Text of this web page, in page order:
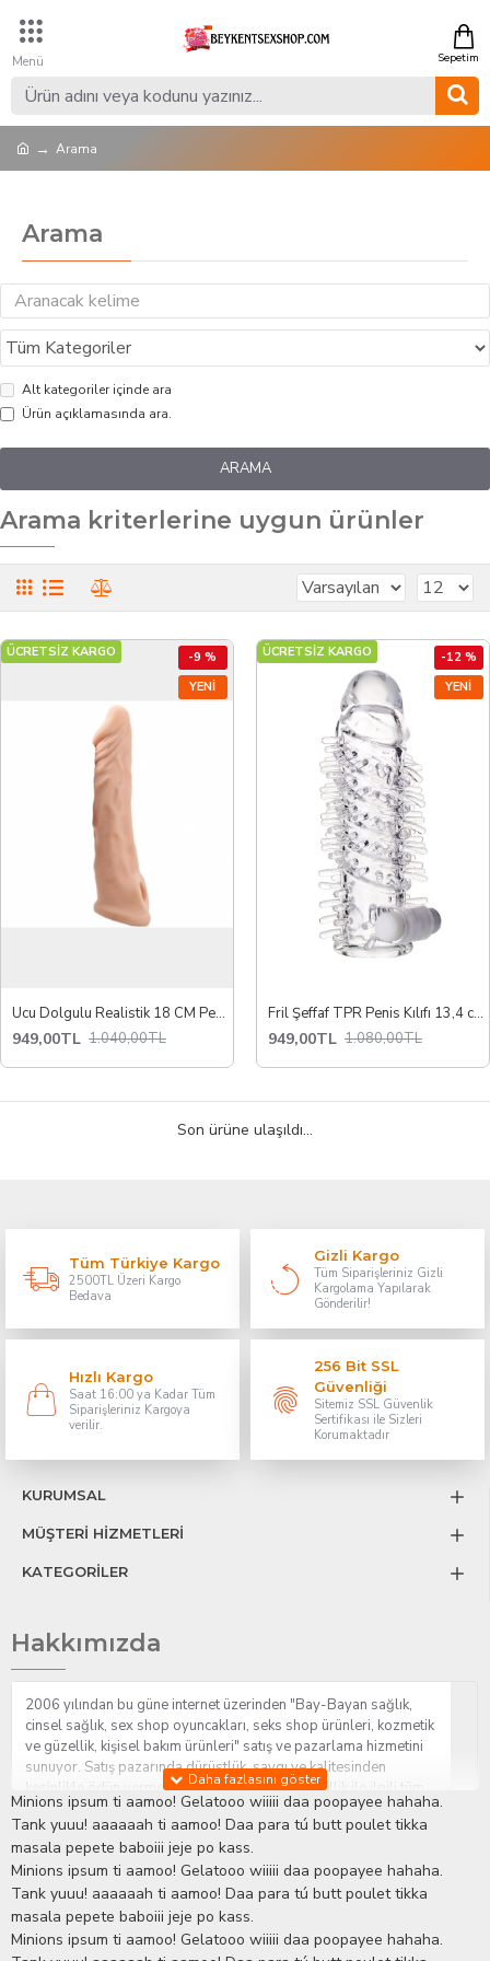
Arama
Arama
Alt kategoriler içinde ara
Ürün açıklamasında ara.
ARAMA
Arama kriterlerine uygun ürünler
YENI
ÜCRETSİZ KARGO -9 %
Ucu Dolgulu Realistik 18 CM Penis Kılıfı Uzatıcı Kılıf 3 CM Dolgu TPR Malzeme Esnek ve Konforlu Kullanım
949,00TL 1.040,00TL
YENI
ÜCRETSİZ KARGO -12 %
Fril Şeffaf TPR Penis Kılıfı 13,4 cm - Titreşim Uyumlu Esnek Kılıf
949,00TL 1.080,00TL
Son ürüne ulaşıldı...
Tüm Türkiye Kargo
2500TL Üzeri Kargo
Bedava
Gizli Kargo
Tüm Siparişleriniz Gizli
Kargolama Yapılarak
Gönderilir!
Hızlı Kargo
Saat 16:00 ya Kadar Tüm
Siparişleriniz Kargoya
verilir.
256 Bit SSL
Güvenliği
Sitemiz SSL Güvenlik
Sertifikası ile Sizleri
Korumaktadır
KURUMSAL
MÜŞTERİ HİZMETLERİ
KATEGORİLER
Hakkımızda
2006 yılından bu güne internet üzerinden "Bay-Bayan sağlık,
cinsel sağlık, sex shop oyuncakları, seks shop ürünleri, kozmetik
ve güzellik, kişisel bakım ürünleri" satış ve pazarlama hizmetini
sunuyor. Satış pazarında dürüstlük, saygı ve kalitesinden
kesinlikle ödün vermeden hizmet sağlık ve güzellik ile ilgili tüm
sorularınıza anında cevap verebilen Yetkin ve uzman kadrosu ile
ihtiyaçlarınızı en uygun fiyat ve taksit seçenekleriyle karşılıyor.
İstanbul beylikdüzü Erotik Shop sitemizde insan odaklı çalışma
stratejimiz ile müşterilerimizin yaşamlarında mutlu, sağlıklı ve
bakımlı olmaları için onlara sağlık ve güzellik danışmanlığı
sağlıyoruz.Sex ShopAlışveriş sitemiz Erotik Shop sektöründeki
gelişmeleri ve yenilikleri çok yakından takip etmesi, yaklaşık
5000'e yakın geniş ürün yelpazesi ile Türkiye'de bu sektörde
Minions ipsum ti aamoo! Gelatooo wiiiii daa poopayee hahaha.
Tank yuuu! aaaaaah ti aamoo! Daa para tú butt poulet tikka
masala pepete baboiii jeje po kass.
Minions ipsum ti aamoo! Gelatooo wiiiii daa poopayee hahaha.
Tank yuuu! aaaaaah ti aamoo! Daa para tú butt poulet tikka
masala pepete baboiii jeje po kass.
Minions ipsum ti aamoo! Gelatooo wiiiii daa poopayee hahaha.